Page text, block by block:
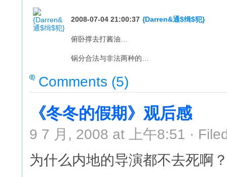
2008-07-04 21:00:37 {Darren&通$缉$犯}
俯卧撑去打酱油…
锅分合法与非法两种的…
Comments (5)
《冬冬的假期》观后感
9 7 月, 2008 at 上午8:51 ·
为什么内地的导演都不去死啊